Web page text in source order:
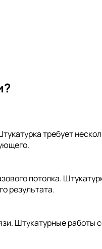
требует
потолка.
результата.
Штукатурные